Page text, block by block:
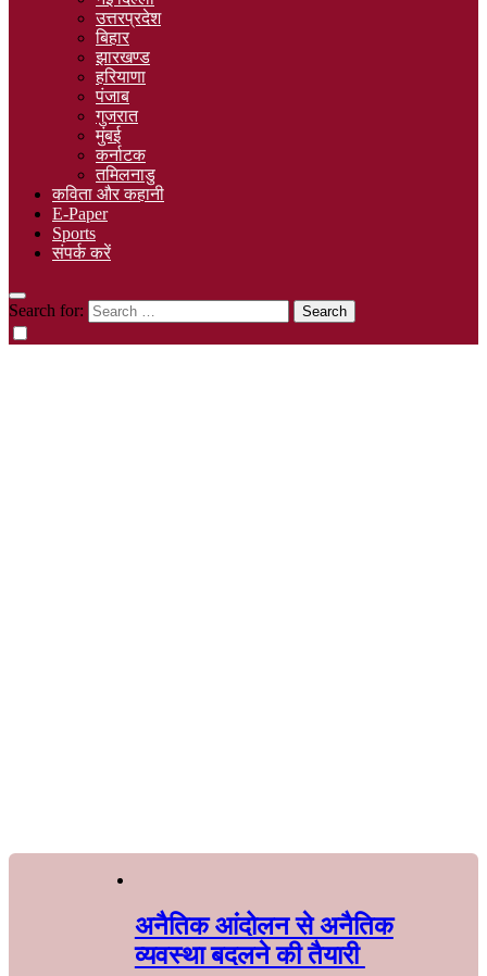
उत्तरप्रदेश
बिहार
झारखण्ड
हरियाणा
पंजाब
गुजरात
मुंबई
कर्नाटक
तमिलनाडु
कविता और कहानी
E-Paper
Sports
संपर्क करें
Search for:
अनैतिक आंदोलन से अनैतिक
व्यवस्था बदलने की तैयारी